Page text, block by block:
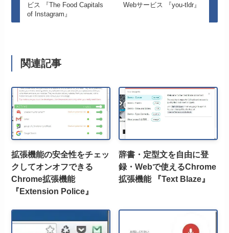
ビス 『The Food Capitals
of Instagram』
Webサービス 『you-tldr』
関連記事
拡張機能の安全性をチェッ
クしてオンオフできる
Chrome拡張機能
『Extension Police』
辞書・定型文を自由に登
録・Webで使えるChrome
拡張機能 『Text Blaze』